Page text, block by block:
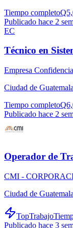
Tiempo completo
Publicado hace 2
EC
Técnico en
Empresa
Ciudad de
Tiempo completo
Publicado hace 2
Operador de
CMI -
Ciudad de
TopTrabajo
Publicado hace 3